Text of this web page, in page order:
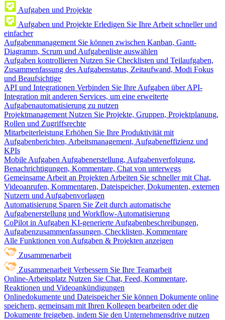
Aufgaben und Projekte
Aufgaben und Projekte Erledigen Sie Ihre Arbeit schneller und
einfacher
Aufgabenmanagement Sie können zwischen Kanban, Gantt-
Diagramm, Scrum und Aufgabenliste auswählen
Aufgaben kontrollieren Nutzen Sie Checklisten und Teilaufgaben,
Zusammenfassung des Aufgabenstatus, Zeitaufwand, Modi Fokus
und Beaufsichtige
API und Integrationen Verbinden Sie Ihre Aufgaben über API-
Integration mit anderen Services, um eine erweiterte
Aufgabenautomatisierung zu nutzen
Projektmanagement Nutzen Sie Projekte, Gruppen, Projektplanung,
Rollen und Zugriffsrechte
Mitarbeiterleistung Erhöhen Sie Ihre Produktivität mit
Aufgabenberichten, Arbeitsmanagement, Aufgabeneffizienz und
KPIs
Mobile Aufgaben Aufgabenerstellung, Aufgabenverfolgung,
Benachrichtigungen, Kommentare, Chat von unterwegs
Gemeinsame Arbeit an Projekten Arbeiten Sie schneller mit Chat,
Videoanrufen, Kommentaren, Dateispeicher, Dokumenten, externen
Nutzern und Aufgabenvorlagen
Automatisierung Sparen Sie Zeit durch automatische
Aufgabenerstellung und Workflow-Automatisierung
CoPilot in Aufgaben KI-generierte Aufgabenbeschreibungen,
Aufgabenzusammenfassungen, Checklisten, Kommentare
Alle Funktionen von Aufgaben & Projekten anzeigen
Zusammenarbeit
Zusammenarbeit Verbessern Sie Ihre Teamarbeit
Online-Arbeitsplatz Nutzen Sie Chat, Feed, Kommentare,
Reaktionen und Videoankündigungen
Onlinedokumente und Dateispeicher Sie können Dokumente online
speichern, gemeinsam mit Ihren Kollegen bearbeiten oder die
Dokumente freigeben, indem Sie den Unternehmensdrive nutzen